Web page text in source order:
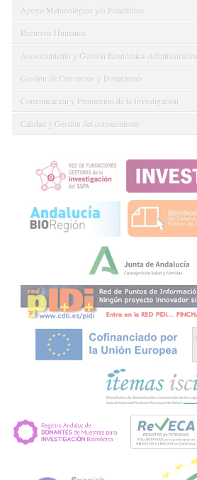
Apoyo Metodológico y/o Estadístico
Recursos Humanos
Asesoramiento y Gestión Económica-Administrativa
Gestión de Convenios y Donaciones
Comunicación y Promoción de la Investigación
Calidad y Gestión del conocimiento